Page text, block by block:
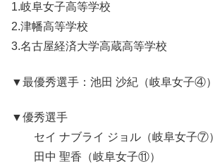
1.岐阜女子高等学校
2.津幡高等学校
3.名古屋経済大学高蔵高等学校
▼最優秀選手：池田 沙紀（岐阜女子④）
▼優秀選手
セイ ナブライ ジョル（岐阜女子⑦）
田中 聖香（岐阜女子⑪）